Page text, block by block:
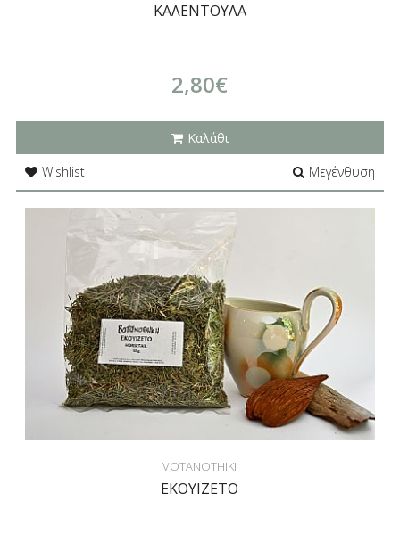
ΚΑΛΕΝΤΟΥΛΑ
2,80€
Καλάθι
Wishlist
Μεγένθυση
VOTANOTHIKI
ΕΚΟΥΙΖΕΤΟ